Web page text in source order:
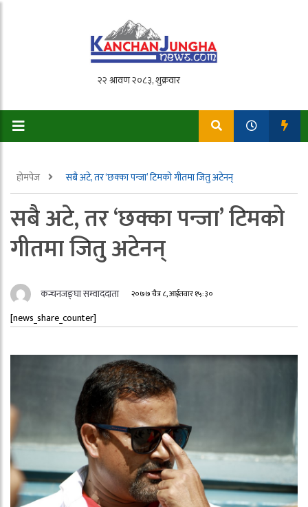
होमपेज सबै अटे, तर ‘छक्का पन्जा’ टिमको गीतमा जितु अटेनन्
सबै अटे, तर ‘छक्का पन्जा’ टिमको
गीतमा जितु अटेनन्
कन्चनजङ्घा सम्वाददाता २०७७ चैत्र ८, आईतवार १५:३०
[news_share_counter]